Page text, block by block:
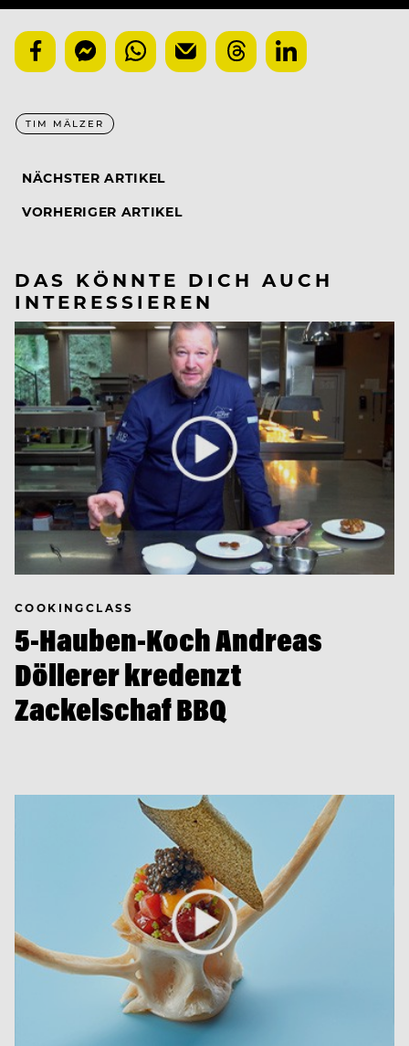
TIM MÄLZER
NÄCHSTER ARTIKEL
VORHERIGER ARTIKEL
DAS KÖNNTE DICH AUCH
INTERESSIEREN
COOKINGCLASS
5-Hauben-Koch Andreas
Döllerer kredenzt
Zackelschaf BBQ